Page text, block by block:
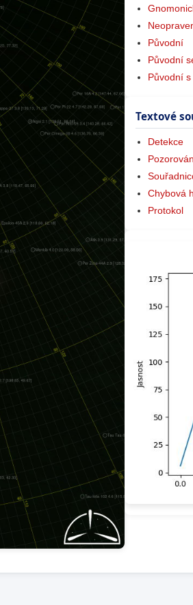
Původní
Původní
Původní
Textové
Detekce
Chybová
Protokol